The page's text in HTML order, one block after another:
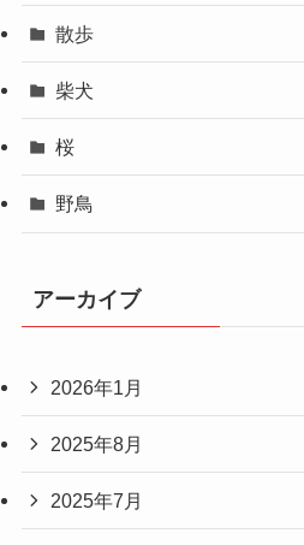
散歩
柴犬
桜
野鳥
アーカイブ
2026年1月
2025年8月
2025年7月